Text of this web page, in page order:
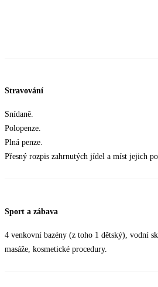
Stravování
Snídaně.
Polopenze.
Plná penze.
Přesný rozpis zahrnutých jídel a míst jejich
Sport a zábava
4 venkovní bazény (z toho 1 dětský), vodní
masáže, kosmetické procedury.